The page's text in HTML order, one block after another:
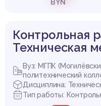
BYN
Контрольная
Техническая
Вуз: МГПК
политехнический
Дисциплина:
Тип работы: